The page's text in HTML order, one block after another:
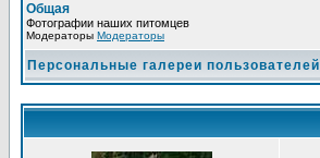
Общая
Фотографии наших питомцев
Модераторы Модераторы
Персональные галереи пользователей